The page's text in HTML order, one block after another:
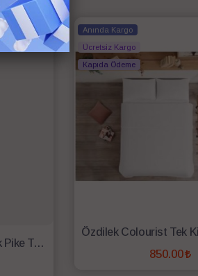
Cottonbox Bonny Çift Kişilik Pike Takımı Leroy Gri
Anında Kargo
Ücretsiz Kargo
Kapıda Ödeme
850.00